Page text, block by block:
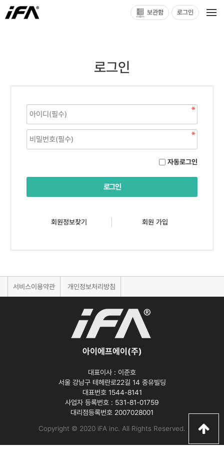
보관함 로그인
로그인
자동로그인
회원정보찾기 회원 가입
서비스이용약관 개인정보처리방침
아이에프에이(주)
대표이사 : 이준호
서울 강남구 테헤란로22길 14 중유빌딩
대표번호 1544-8141
사업자 등록번호 : 531-81-01759
대리점등록번호 2007028001
Copyright © 2020 iFA inc. All Rights Reserved.